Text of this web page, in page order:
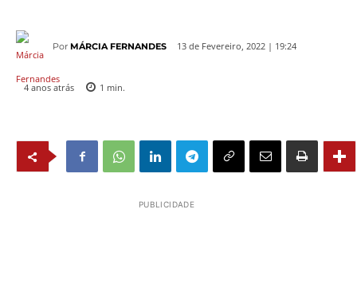
Por MÁRCIA FERNANDES 13 de Fevereiro, 2022 | 19:24
4 anos atrás 1 min.
PUBLICIDADE